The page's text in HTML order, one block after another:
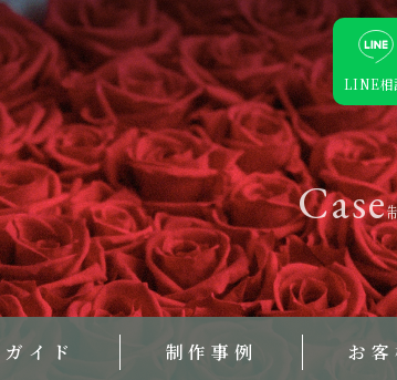
LINE相
イド 制作事例 お客
Case